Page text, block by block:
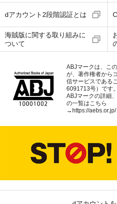
dアカウント2段階認証とは
海賊版に関する取り組みに
ついて
ABJマークは、こ
が、著作権者から
信サービスである
6091713号）です。
ABJマークの詳細
の一覧はこちら
→ https://aebs.or.jp/